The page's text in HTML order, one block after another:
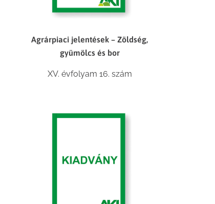
Agrárpiaci jelentések – Zöldség,
gyümölcs és bor
XV. évfolyam 16. szám